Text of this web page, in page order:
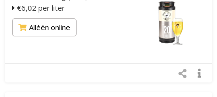
€6,02 per liter
Alléén online